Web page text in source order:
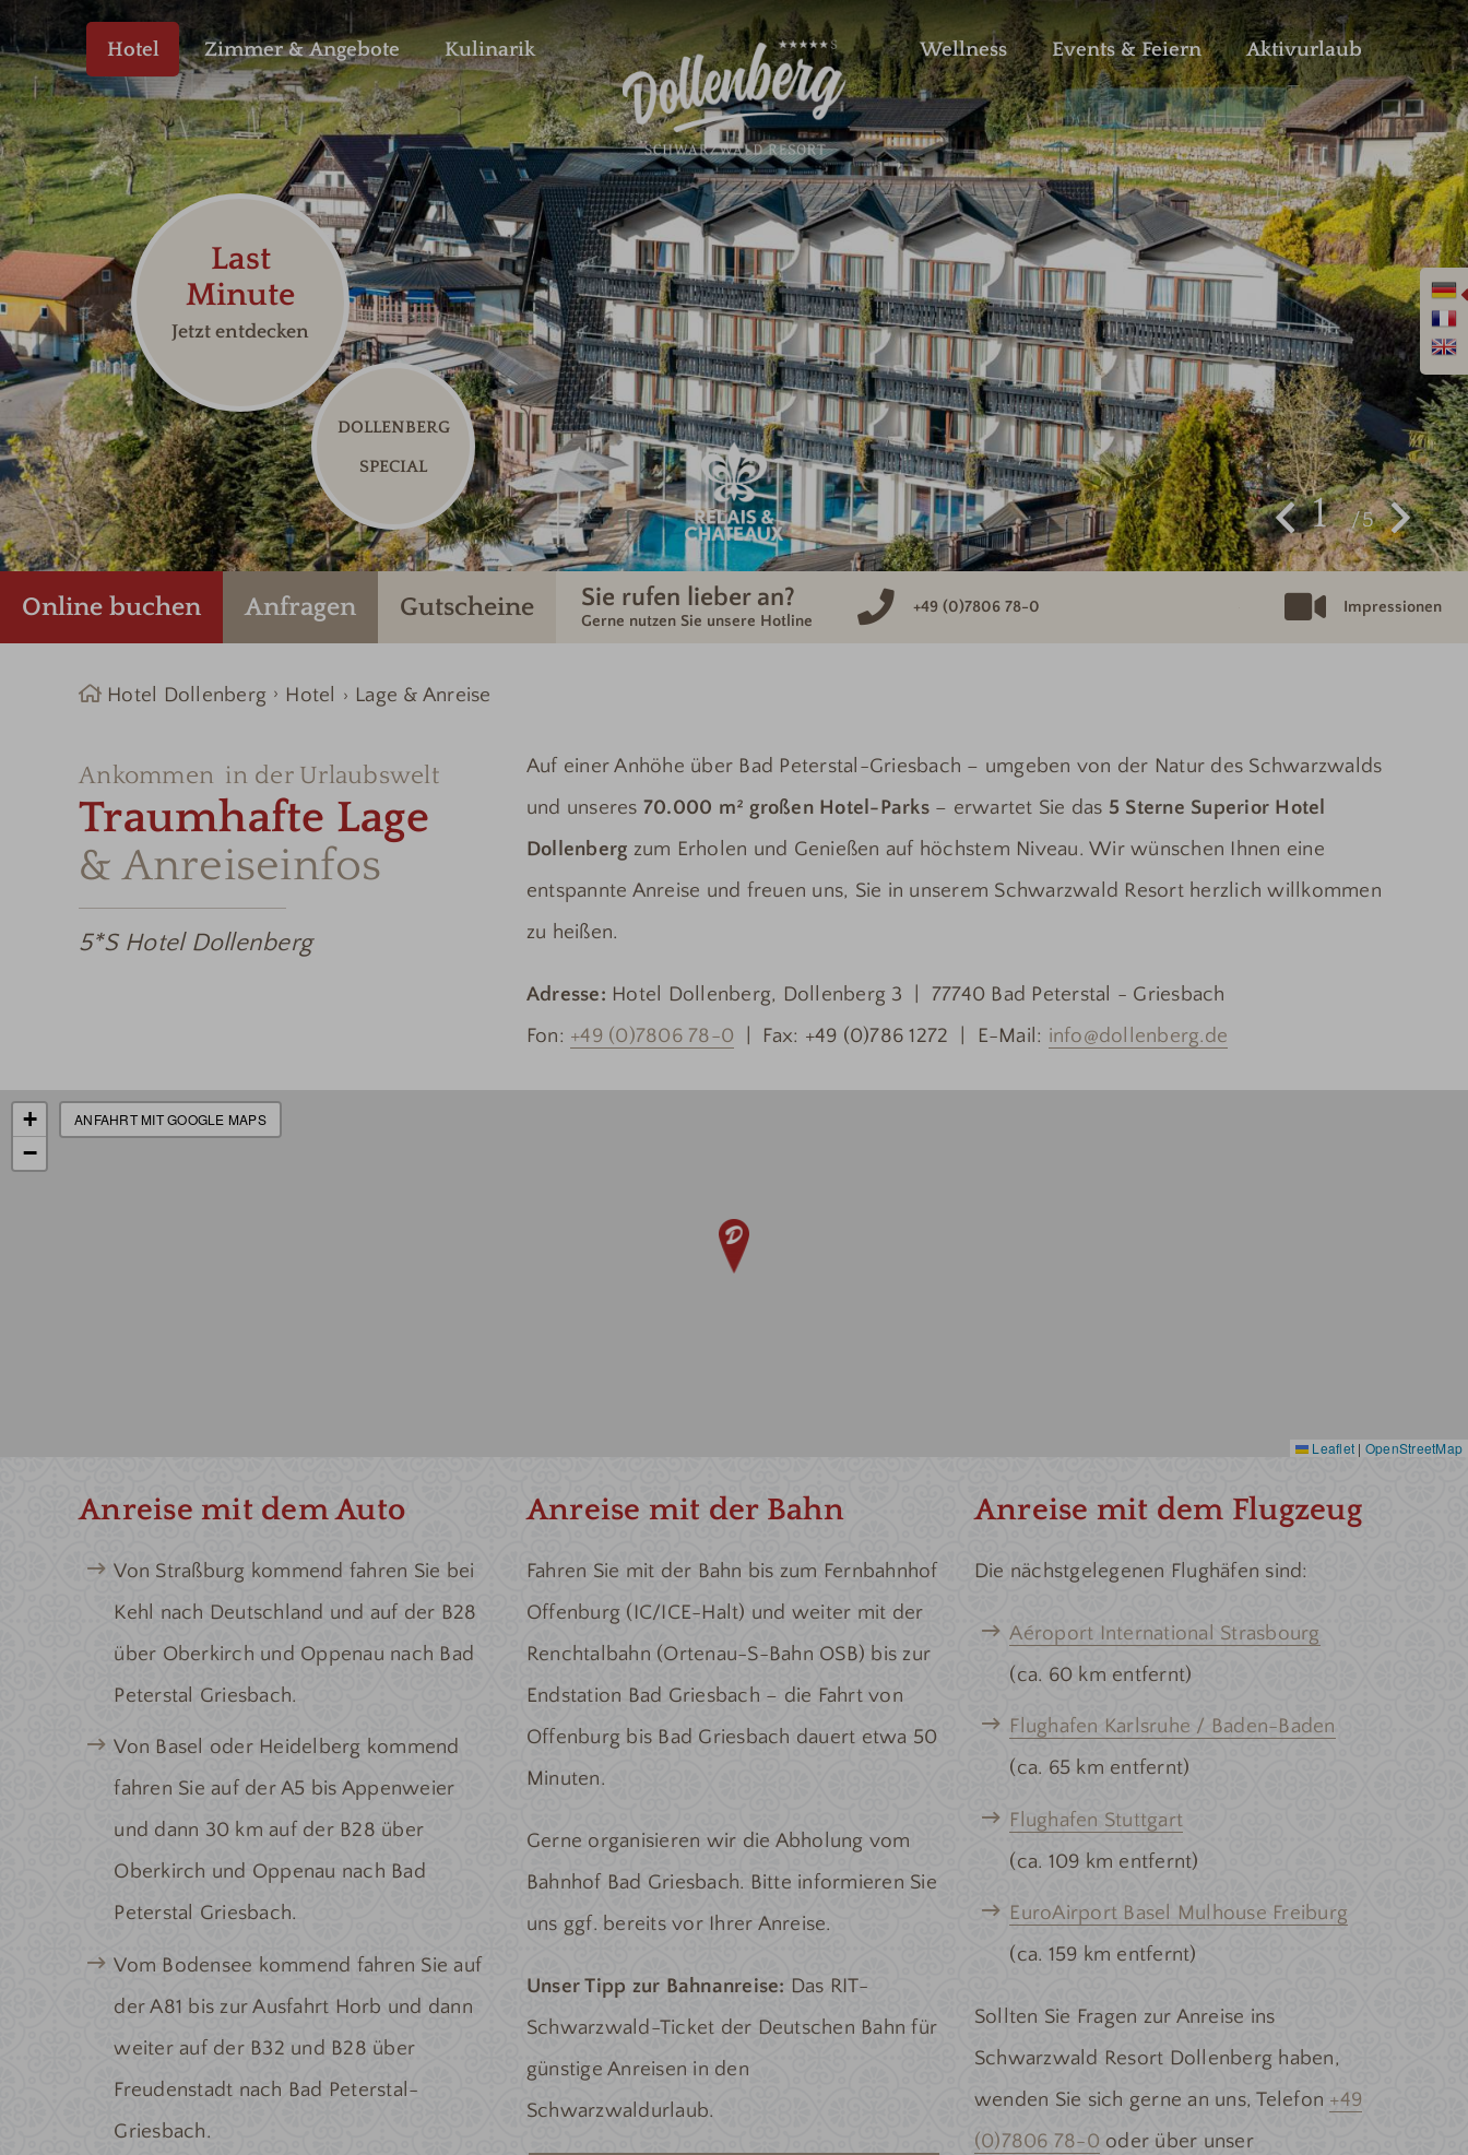
Hotel Zimmer & Angebote Kulinarik Wellness Events & Feiern Aktivurlaub
1 5
Online buchen Anfragen Gutscheine Sie rufen lieber an?
Gerne nutzen Sie unsere Hotline
+49 (0)7806 78-0 Impressionen
Last
Minute
Jetzt entdecken
DOLLENBERG
SPECIAL
Hotel Dollenberg Hotel Lage & Anreise
Ankommen in der Urlaubswelt
Traumhafte Lage
& Anreiseinfos
5*S Hotel Dollenberg
Auf einer Anhöhe über Bad Peterstal-Griesbach – umgeben von der Natur des Schwarzwalds
und unseres 70.000 m² großen Hotel-Parks– erwartet Sie das 5 Sterne Superior Hotel
Dollenberg zum Erholen und Genießen auf höchstem Niveau. Wir wünschen Ihnen eine
entspannte Anreise und freuen uns, Sie in unserem Schwarzwald Resort herzlich willkommen
zu heißen.
Adresse: Hotel Dollenberg, Dollenberg 3 | 77740 Bad Peterstal - Griesbach
Fon: +49 (0)7806 78-0 | Fax: +49 (0)786 1272 | E-Mail: info@dollenberg.de
+
−
ANFAHRT MIT GOOGLE MAPS
Leaflet | OpenStreetMap
Anreise mit dem Auto
Von Straßburg kommend fahren Sie bei
Kehl nach Deutschland und auf der B28
über Oberkirch und Oppenau nach Bad
Peterstal Griesbach.
Von Basel oder Heidelberg kommend
fahren Sie auf der A5 bis Appenweier
und dann 30 km auf der B28 über
Oberkirch und Oppenau nach Bad
Peterstal Griesbach.
Vom Bodensee kommend fahren Sie auf
der A81 bis zur Ausfahrt Horb und dann
weiter auf der B32 und B28 über
Freudenstadt nach Bad Peterstal-
Griesbach.
Anreise mit der Bahn
Fahren Sie mit der Bahn bis zum Fernbahnhof
Offenburg (IC/ICE-Halt) und weiter mit der
Renchtalbahn (Ortenau-S-Bahn OSB) bis zur
Endstation Bad Griesbach – die Fahrt von
Offenburg bis Bad Griesbach dauert etwa 50
Minuten.
Gerne organisieren wir die Abholung vom
Bahnhof Bad Griesbach. Bitte informieren Sie
uns ggf. bereits vor Ihrer Anreise.
Unser Tipp zur Bahnanreise: Das RIT-
Schwarzwald-Ticket der Deutschen Bahn für
günstige Anreisen in den
Schwarzwaldurlaub.
Anreise mit dem Flugzeug
Die nächstgelegenen Flughäfen sind:
Aéroport International Strasbourg
(ca. 60 km entfernt)
Flughafen Karlsruhe / Baden-Baden
(ca. 65 km entfernt)
Flughafen Stuttgart
(ca. 109 km entfernt)
EuroAirport Basel Mulhouse Freiburg
(ca. 159 km entfernt)
Sollten Sie Fragen zur Anreise ins
Schwarzwald Resort Dollenberg haben,
wenden Sie sich gerne an uns, Telefon +49
(0)7806 78-0 oder über unser